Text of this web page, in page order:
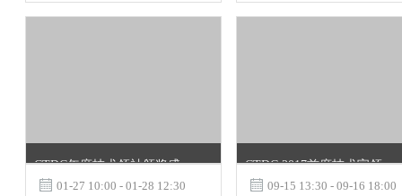
CTDC年度技术领袖颁奖盛典暨首席技术官领袖联盟年会
 01-27 10:00 - 01-28 12:30
CTDC 2017首席技术官领袖峰会
 09-15 13:30 - 09-16 18:00